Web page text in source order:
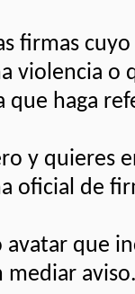
firmas
violencia o
que haga
y quieres
oficial de
que
mediar